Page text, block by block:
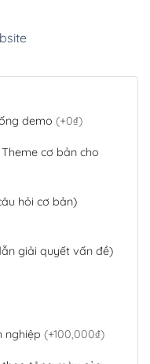
demo (+0₫)
cơ bản cho
hỏi cơ bản)
giải quyết vấn đề)
nghiệp (+100,000₫)